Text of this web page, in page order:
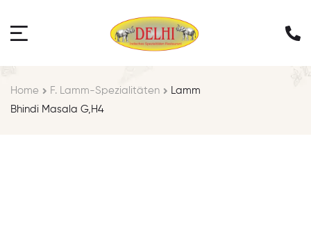
Home F. Lamm-Spezialitäten
Lamm
Bhindi Masala G,H4